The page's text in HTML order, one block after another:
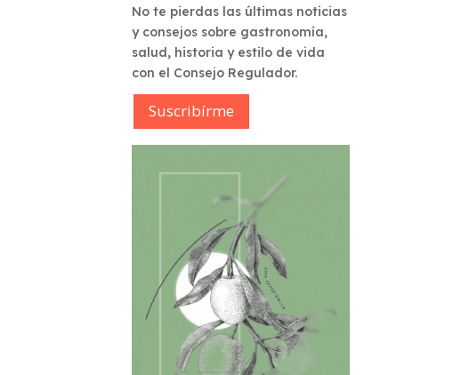
No te pierdas las últimas noticias
y consejos sobre gastronomía,
salud, historia y estilo de vida
con el Consejo Regulador.
Suscribírme